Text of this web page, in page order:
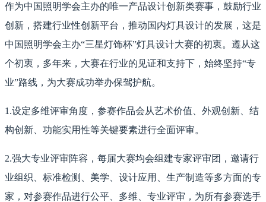
作为中国照明学会主办的唯一产品设计创新类赛事，鼓励行业
创新，搭建行业性创新平台，推动国内灯具设计的发展，这是
中国照明学会主办“三星灯饰杯”灯具设计大赛的初衷。遵从这
个初衷，多年来，大赛在行业的见证和支持下，始终坚持“专
业”路线，为大赛成功举办保驾护航。
1.设定多维评审角度，参赛作品会从艺术价值、外观创新、结
构创新、功能实用性等关键要素进行全面评审。
2.强大专业评审阵容，每届大赛均会组建专家评审团，邀请行
业组织、标准检测、美学、设计应用、生产制造等多方面的专
家，对参赛作品进行公平、多维、专业评审，为所有参赛选手